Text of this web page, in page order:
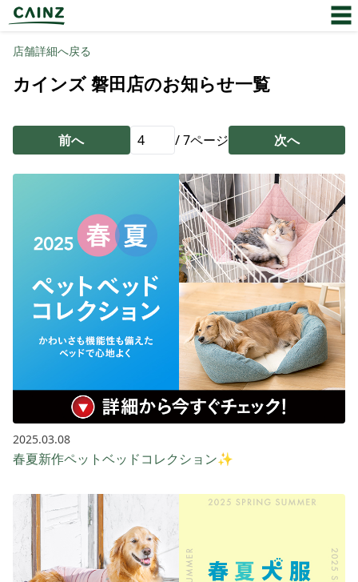
店舗詳細へ戻る
カインズ 磐田店のお知らせ一覧
前へ /7ページ 次へ
2025.03.08
春夏新作ペットベッドコレクション✨